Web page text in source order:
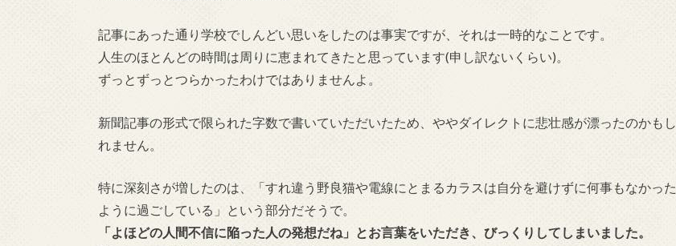
記事にあった通り学校でしんどい思いをしたのは事実ですが、それは一時的なことです。
人生のほとんどの時間は周りに恵まれてきたと思っています(申し訳ないくらい)。
ずっとずっとつらかったわけではありませんよ。
新聞記事の形式で限られた字数で書いていただいたため、ややダイレクトに悲壮感が漂ったのかもし
れません。
特に深刻さが増したのは、「すれ違う野良猫や電線にとまるカラスは自分を避けずに何事もなかった
ように過ごしている」という部分だそうで。
「よほどの人間不信に陥った人の発想だね」とお言葉をいただき、びっくりしてしまいました。